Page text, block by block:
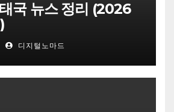
국 뉴스 정리 (2026
디지털노마드